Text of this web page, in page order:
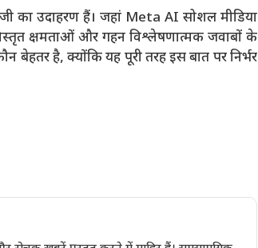
का उदाहरण हैं। जहां Meta AI सोशल मीडिया
क्षमताओं और गहन विश्लेषणात्मक जवाबों के
बेहतर है, क्योंकि यह पूरी तरह इस बात पर निर्भर